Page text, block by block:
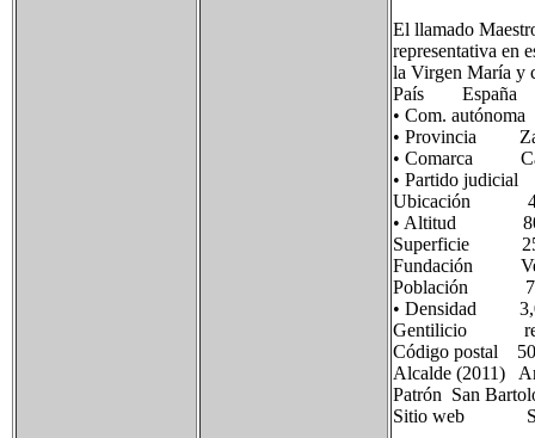
El llamado
representativa en
la Virgen María y
País España
• Com.
• Provincia
• Comarca
• Partido
Ubicación
• Altitud 800
Superficie
Fundación
Población 76
• Densidad
Gentilicio
Código postal
Alcalde (2011)
Patrón San
Sitio web Sin